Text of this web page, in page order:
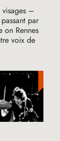
–
par
Rennes
voix de